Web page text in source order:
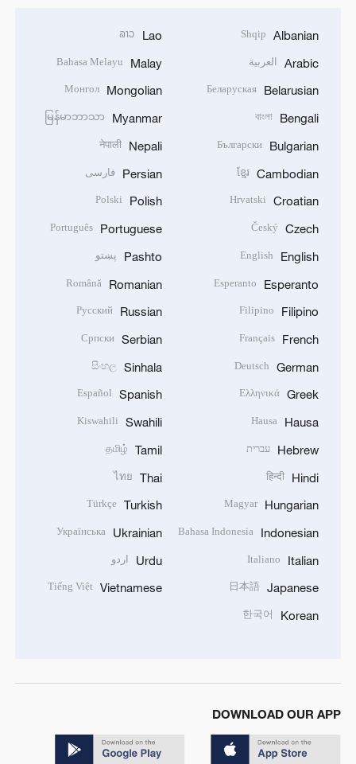
Albanian
Shqip
Arabic العربية
Belarusian
Беларуская
Bengali
বাংলা
Bulgarian
Български
Cambodian
ខ្មែរ
Croatian
Hrvatski
Czech
Český
English
English
Esperanto
Esperanto
Filipino
Filipino
French
Français
German
Deutsch
Greek
Ελληνικά
Hausa
Hausa
Hebrew עברית
Hindi
हिन्दी
Hungarian
Magyar
Indonesian
Bahasa Indonesia
Italian
Italiano
Japanese
日本語
Korean
한국어
Lao
ລາວ
Malay
Bahasa Melayu
Mongolian
Монгол
Myanmar
မြန်မာဘာသာ
Nepali
नेपाली
Persian فارسی
Polish
Polski
Portuguese
Português
Pashto پښتو
Romanian
Română
Russian
Русский
Serbian
Српски
Sinhala
සිංහල
Spanish
Español
Swahili
Kiswahili
Tamil
தமிழ்
Thai
ไทย
Turkish
Türkçe
Ukrainian
Українська
Urdu اردو
Vietnamese
Tiếng Việt
DOWNLOAD OUR APP